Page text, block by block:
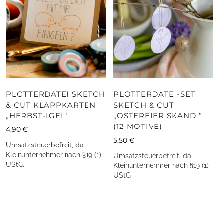
PLOTTERDATEI SKETCH
& CUT KLAPPKARTEN
„HERBST-IGEL“
4,90 €
Umsatzsteuerbefreit, da
Kleinunternehmer nach §19 (1)
UStG.
PLOTTERDATEI-SET
SKETCH & CUT
„OSTEREIER SKANDI“
(12 MOTIVE)
5,50€
Umsatzsteuerbefreit, da
Kleinunternehmer nach §19 (1)
UStG.